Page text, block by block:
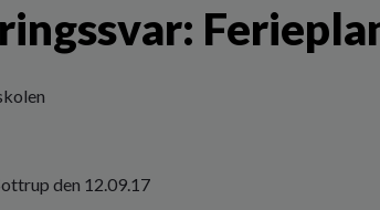
den 12.09.17